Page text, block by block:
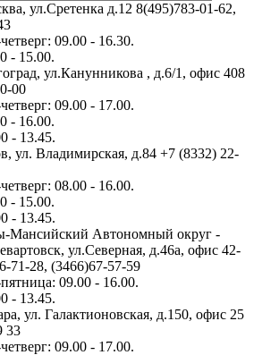
ул.Сретенка д.12 8(495)783-01-62,
09.00 - 16.30.
- 15.00.
ул.Канунникова , д.6/1, офис 408
00
09.00 - 17.00.
- 16.00.
- 13.45.
ул. Владимирская, д.84 +7 (8332) 22-
08.00 - 16.00.
- 15.00.
- 13.45.
Мансийский Автономный округ -
ул.Северная, д.46а, офис 42-
71-28, (3466)67-57-59
09.00 - 16.00.
- 13.45.
ул. Галактионовская, д.150, офис 25
33
09.00 - 17.00.